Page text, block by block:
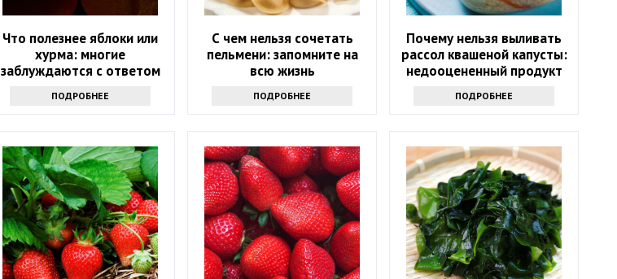
Что полезнее яблоки или
хурма: многие
заблуждаются с ответом
ПОДРОБНЕЕ
С чем нельзя сочетать
пельмени: запомните на
всю жизнь
ПОДРОБНЕЕ
Почему нельзя выливать
рассол квашеной капусты:
недооцененный продукт
ПОДРОБНЕЕ